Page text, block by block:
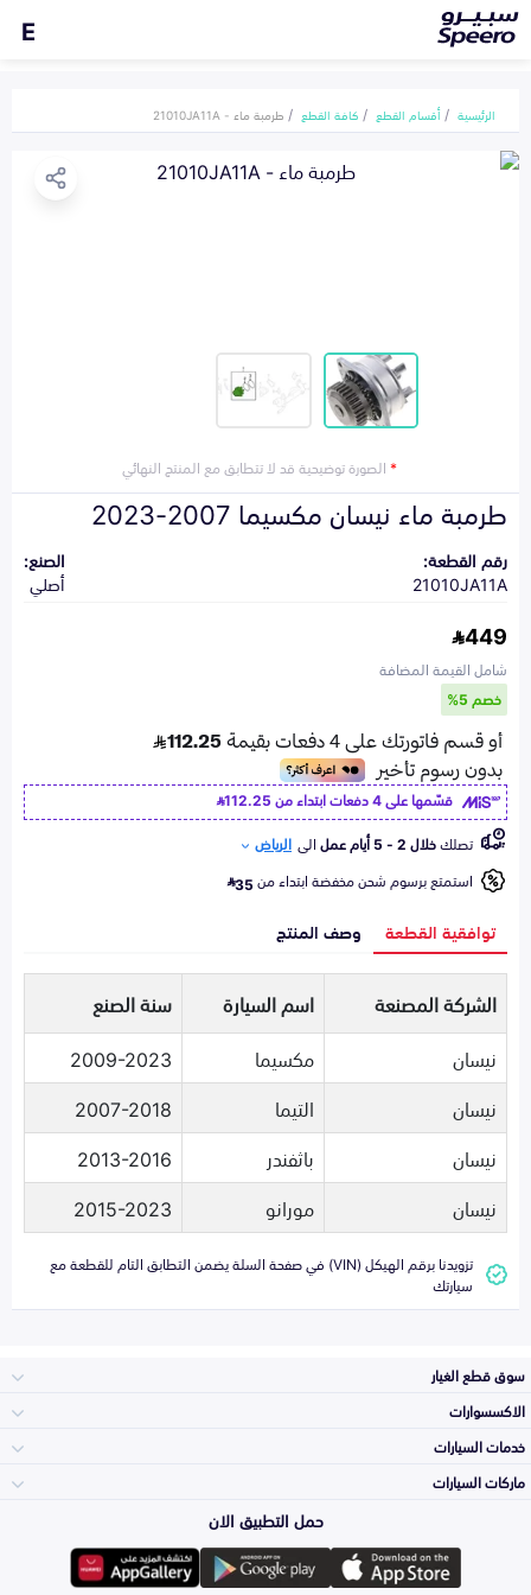
E
الرئيسية أقسام القطع كافة القطع طرمبة ماء - 21010JA11A
*الصورة توضيحية قد لا تتطابق مع المنتج النهائي
طرمبة ماء نيسان مكسيما 2007-2023
رقم القطعة:
21010JA11A
الصنع:
أصلي
449
شامل القيمة المضافة
خصم 5%
قسّمها على 4 دفعات ابتداء من
112.25
تصلكخلال 2 - 5 أيام عمل الى الرياض
استمتع برسوم شحن مخفضة ابتداء من35
توافقية القطعة وصف المنتج
الشركة المصنعة اسم السيارة
سنة الصنع
نيسان
مكسيما
2009-2023
نيسان
التيما
2007-2018
نيسان
باثفندر
2013-2016
نيسان
مورانو 2015-2023
تزويدنا برقم الهيكل (VIN) في صفحة السلة يضمن التطابق التام للقطعة مع
سيارتك
سوق قطع الغيار
المكائن، القيرات
وملحقاتها
الاكسسوارات
لوازم الرحلات
خدمات السيارات
الأكثر مبيعاً
ماركات السيارات
تويوتا
حمل التطبيق الان